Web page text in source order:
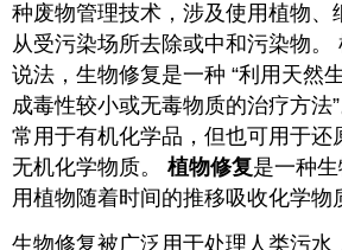
种废物管理技术，涉及使用植物、
从受污染场所去除或中和污染物。
说法，生物修复是一种 “利用天然
成毒性较小或无毒物质的治疗方法
常用于有机化学品，但也可用于还
无机化学物质。植物修复是一种
用植物随着时间的推移吸收化学物
生物修复被广泛用于处理人类污水